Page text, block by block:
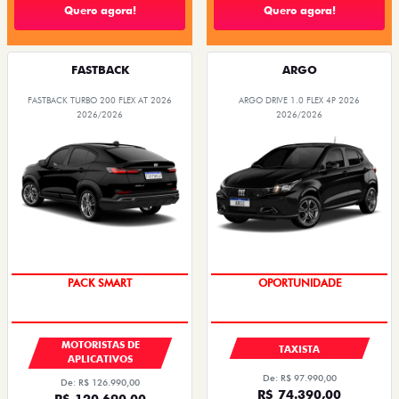
Quero agora! Quero agora!
FASTBACK
FASTBACK TURBO 200 FLEX AT 2026
2026/2026
PACK SMART
MOTORISTAS DE
APLICATIVOS
De: R$ 126.990,00
ARGO
ARGO DRIVE 1.0 FLEX 4P 2026
2026/2026
OPORTUNIDADE
TAXISTA
De: R$ 97.990,00
R$ 74.390,00